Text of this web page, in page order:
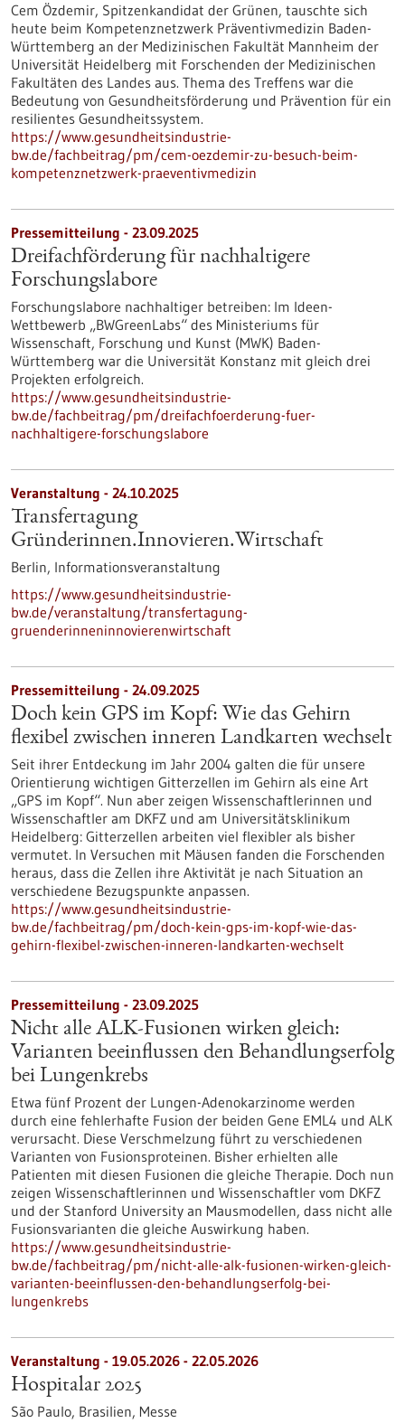
Cem Özdemir, Spitzenkandidat der Grünen, tauschte sich
heute beim Kompetenznetzwerk Präventivmedizin Baden-
Württemberg an der Medizinischen Fakultät Mannheim der
Universität Heidelberg mit Forschenden der Medizinischen
Fakultäten des Landes aus. Thema des Treffens war die
Bedeutung von Gesundheitsförderung und Prävention für ein
resilientes Gesundheitssystem.
https://www.gesundheitsindustrie-
bw.de/fachbeitrag/pm/cem-oezdemir-zu-besuch-beim-
kompetenznetzwerk-praeventivmedizin
Pressemitteilung - 23.09.2025
Dreifachförderung für nachhaltigere
Forschungslabore
Forschungslabore nachhaltiger betreiben: Im Ideen-
Wettbewerb „BWGreenLabs“ des Ministeriums für
Wissenschaft, Forschung und Kunst (MWK) Baden-
Württemberg war die Universität Konstanz mit gleich drei
Projekten erfolgreich.
https://www.gesundheitsindustrie-
bw.de/fachbeitrag/pm/dreifachfoerderung-fuer-
nachhaltigere-forschungslabore
Veranstaltung - 24.10.2025
Transfertagung
Gründerinnen.Innovieren.Wirtschaft
Berlin, Informationsveranstaltung
https://www.gesundheitsindustrie-
bw.de/veranstaltung/transfertagung-
gruenderinneninnovierenwirtschaft
Pressemitteilung - 24.09.2025
Doch kein GPS im Kopf: Wie das Gehirn
flexibel zwischen inneren Landkarten wechselt
Seit ihrer Entdeckung im Jahr 2004 galten die für unsere
Orientierung wichtigen Gitterzellen im Gehirn als eine Art
„GPS im Kopf“. Nun aber zeigen Wissenschaftlerinnen und
Wissenschaftler am DKFZ und am Universitätsklinikum
Heidelberg: Gitterzellen arbeiten viel flexibler als bisher
vermutet. In Versuchen mit Mäusen fanden die Forschenden
heraus, dass die Zellen ihre Aktivität je nach Situation an
verschiedene Bezugspunkte anpassen.
https://www.gesundheitsindustrie-
bw.de/fachbeitrag/pm/doch-kein-gps-im-kopf-wie-das-
gehirn-flexibel-zwischen-inneren-landkarten-wechselt
Pressemitteilung - 23.09.2025
Nicht alle ALK-Fusionen wirken gleich:
Varianten beeinflussen den Behandlungserfolg
bei Lungenkrebs
Etwa fünf Prozent der Lungen-Adenokarzinome werden
durch eine fehlerhafte Fusion der beiden Gene EML4 und ALK
verursacht. Diese Verschmelzung führt zu verschiedenen
Varianten von Fusionsproteinen. Bisher erhielten alle
Patienten mit diesen Fusionen die gleiche Therapie. Doch nun
zeigen Wissenschaftlerinnen und Wissenschaftler vom DKFZ
und der Stanford University an Mausmodellen, dass nicht alle
Fusionsvarianten die gleiche Auswirkung haben.
https://www.gesundheitsindustrie-
bw.de/fachbeitrag/pm/nicht-alle-alk-fusionen-wirken-gleich-
varianten-beeinflussen-den-behandlungserfolg-bei-
lungenkrebs
Veranstaltung - 19.05.2026 - 22.05.2026
Hospitalar 2025
São Paulo, Brasilien, Messe